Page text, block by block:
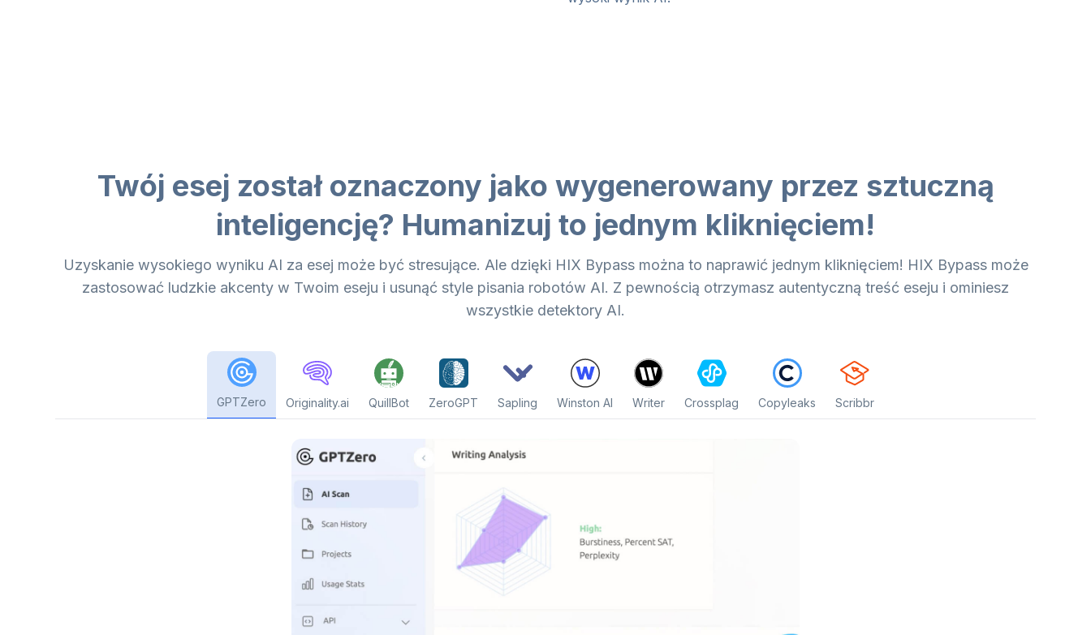
Twój esej został oznaczony jako wygenerowany przez sztuczną
inteligencję? Humanizuj to jednym kliknięciem!
Uzyskanie wysokiego wyniku AI za esej może być stresujące. Ale dzięki HIX Bypass można to naprawić jednym kliknięciem! HIX Bypass może
zastosować ludzkie akcenty w Twoim eseju i usunąć style pisania robotów AI. Z pewnością otrzymasz autentyczną treść eseju i ominiesz
wszystkie detektory AI.
GPTZero Originality.ai QuillBot ZeroGPT Sapling Winston AI Writer Crossplag Copyleaks Scribbr